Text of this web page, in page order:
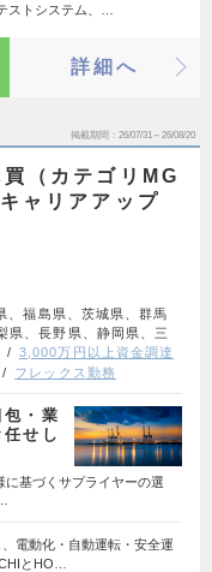
ストシステム、…
詳細へ
掲載期間 26/07/31～26/08/20
（カテゴリMG
ャリアアップ
、福島県、茨城県、群馬
県、長野県、静岡県、三
3,000万円以上資金調達
フレックス勤務
・業
せし
基づくサプライヤーの選
電動化・自動運転・安全運
とHO…